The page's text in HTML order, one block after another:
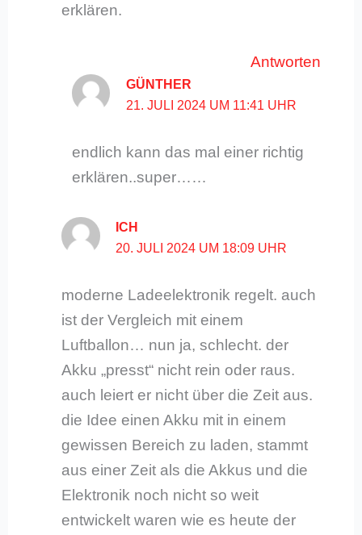
erklären.
Antworten
GÜNTHER
21. JULI 2024 UM 11:41 UHR
endlich kann das mal einer richtig
erklären..super……
ICH
20. JULI 2024 UM 18:09 UHR
moderne Ladeelektronik regelt. auch
ist der Vergleich mit einem
Luftballon… nun ja, schlecht. der
Akku „presst“ nicht rein oder raus.
auch leiert er nicht über die Zeit aus.
die Idee einen Akku mit in einem
gewissen Bereich zu laden, stammt
aus einer Zeit als die Akkus und die
Elektronik noch nicht so weit
entwickelt waren wie es heute der